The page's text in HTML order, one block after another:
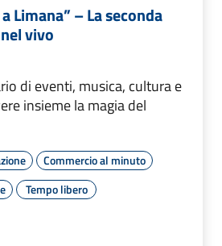
Limana” – La seconda
vivo
di eventi, musica, cultura e
insieme la magia del
Commercio al minuto
Tempo libero